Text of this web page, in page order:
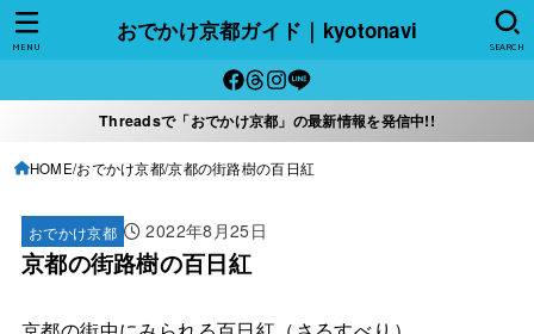
おでかけ京都ガイド｜kyotonavi
SEARCH
MENU
Threadsで「おでかけ京都」の最新情報を発信中!!
HOME おでかけ京都 京都の街路樹の百日紅
おでかけ京都 2022年8月25日
京都の街路樹の百日紅